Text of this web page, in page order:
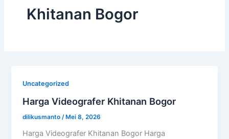
Khitanan Bogor
Uncategorized
Harga Videografer Khitanan Bogor
dilikusmanto /Mei 8, 2026
Harga Videografer Khitanan Bogor Harga